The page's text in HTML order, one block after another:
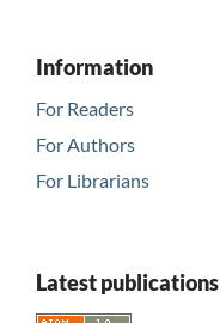
Information
For Readers
For Authors
For Librarians
Latest publications